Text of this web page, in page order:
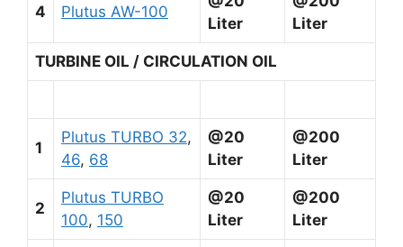
4 Plutus AW-100
Liter
Liter
TURBINE OIL / CIRCULATION OIL
1
Plutus TURBO 32,
46, 68
@20
Liter
@200
Liter
2
Plutus TURBO
100, 150
@20
Liter
@200
Liter